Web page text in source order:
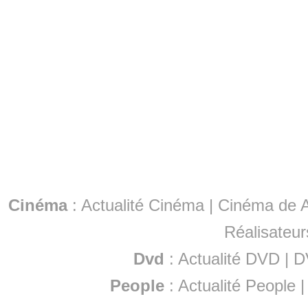
Cinéma: Actualité Cinéma | Cinéma de
Dvd : Actualité DVD |
People :Actualité People